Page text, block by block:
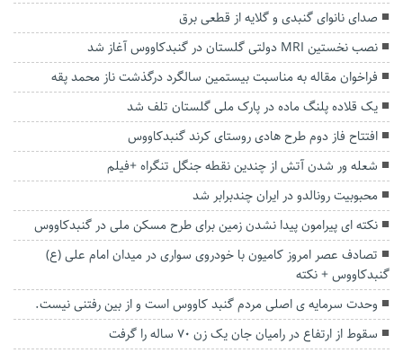
صدای نانوای گنبدی و گلایه از قطعی برق
نصب نخستین MRI دولتی گلستان در گنبدکاووس آغاز شد
فراخوان مقاله به مناسبت بیستمین سالگرد درگذشت ناز محمد پقه
یک قلاده پلنگ ماده در پارک ملی گلستان تلف شد
افتتاح فاز دوم طرح هادی روستای کرند گنبدکاووس
شعله ور شدن آتش از چندین نقطه جنگل تنگراه +فیلم
محبوبیت رونالدو در ایران چندبرابر شد
نکته ای پیرامون پیدا نشدن زمین برای طرح مسکن ملی در گنبدکاووس
تصادف عصر امروز کامیون با خودروی سواری در میدان امام علی (ع)
گنبدکاووس + نکته
وحدت سرمایه ی اصلی مردم گنبد کاووس است و از بین رفتنی نیست.
سقوط از ارتفاع در رامیان جان یک زن ۷۰ ساله را گرفت